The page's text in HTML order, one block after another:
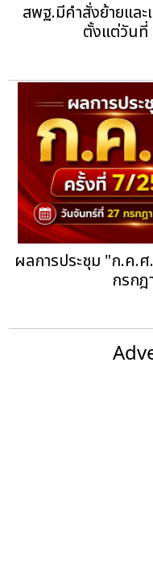
สพฐ.มีคำสั่งย้ายแล
ตั้งแต่วันที่
ผลการประชุม "ก.ค.
กรก